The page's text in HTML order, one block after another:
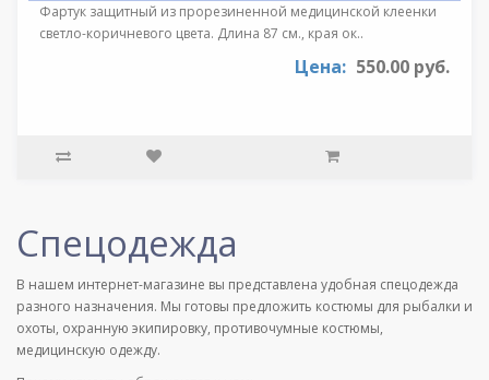
Фартук защитный из прорезиненной медицинской клеенки
светло-коричневого цвета. Длина 87 см., края ок..
Цена: 550.00 руб.
Спецодежда
В нашем интернет-магазине вы представлена удобная спецодежда
разного назначения. Мы готовы предложить костюмы для рыбалки и
охоты, охранную экипировку, противочумные костюмы,
медицинскую одежду.